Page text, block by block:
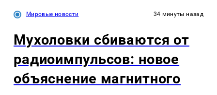
Мировые новости 34 минуты назад
Мухоловки сбиваются от
радиоимпульсов: новое
объяснение магнитного